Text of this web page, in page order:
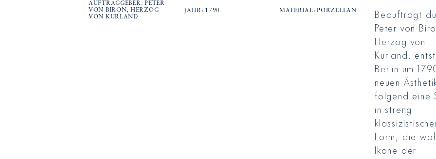
AUFTRAGGEBER: PETER
VON BIRON, HERZOG
VON KURLAND
JAHR: 1790 MATERIAL: PORZELLAN
Beauftragt
Peter von
Herzog von
Kurland,
Berlin um
neuen
folgend eine
in streng
Form, die
Ikone der